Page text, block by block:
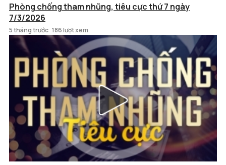
Phòng chống tham nhũng, tiêu cực thứ 7 ngày
7/3/2026
5 tháng trước 186 lượt xem